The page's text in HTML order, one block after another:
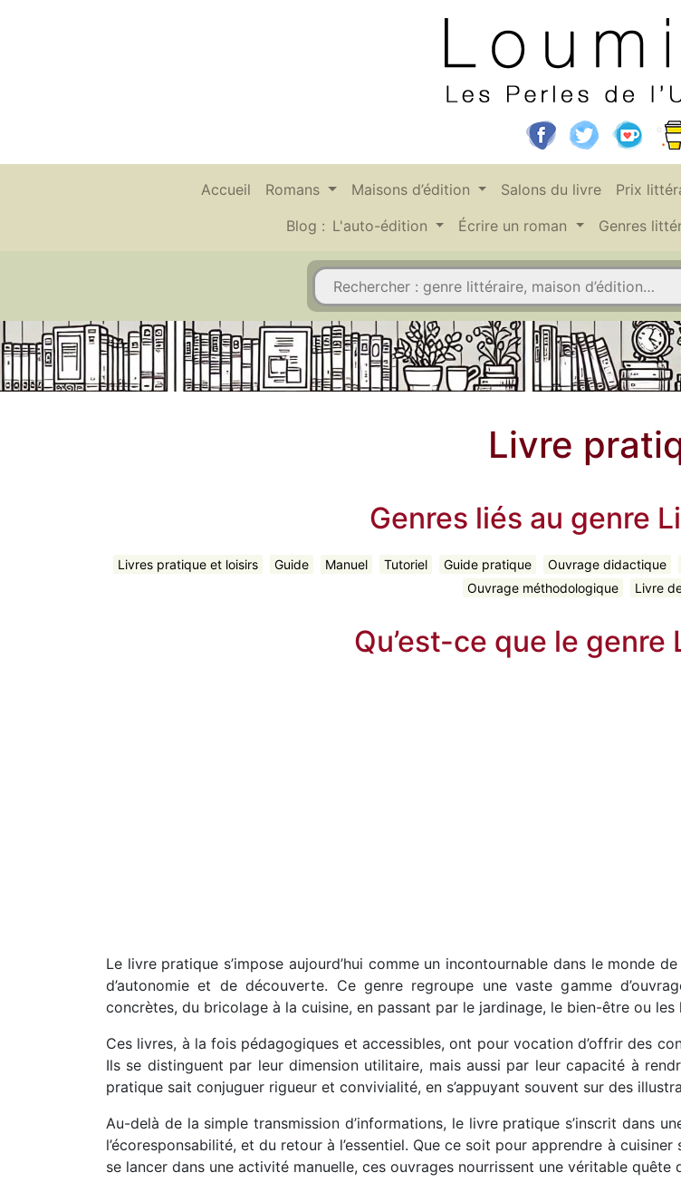
Accueil Romans Maisons d’édition Salons du livre Prix
Blog : L'auto-édition Écrire un roman Genres
Livre
Genres liés au genre
Livres pratique et loisirs Guide Manuel Tutoriel Guide pratique Ouvrage didactique
Ouvrage méthodologique
Livre
Qu’est-ce que le
Le livre pratique s’impose aujourd’hui comme un incontournable dans le monde
d’autonomie et de découverte. Ce genre regroupe une vaste gamme
concrètes, du bricolage à la cuisine, en passant par le jardinage, le bien-être ou les
Ces livres, à la fois pédagogiques et accessibles, ont pour vocation d’offrir des
Ils se distinguent par leur dimension utilitaire, mais aussi par leur capacité à
pratique sait conjuguer rigueur et convivialité, en s’appuyant souvent sur des
Au-delà de la simple transmission d’informations, le livre pratique s’inscrit dans
l’écoresponsabilité, et du retour à l’essentiel. Que ce soit pour apprendre à
se lancer dans une activité manuelle, ces ouvrages nourrissent une véritable quête